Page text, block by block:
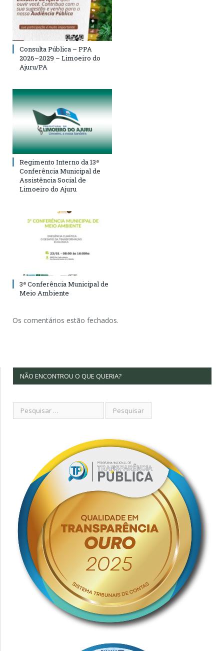
Consulta Pública – PPA
2026–2029 – Limoeiro do
Ajuru/PA
Regimento Interno da 13ª
Conferência Municipal de
Assistência Social de
Limoeiro do Ajuru
3ª Conferência Municipal de
Meio Ambiente
Os comentários estão fechados.
NÃO ENCONTROU O QUE QUERIA?